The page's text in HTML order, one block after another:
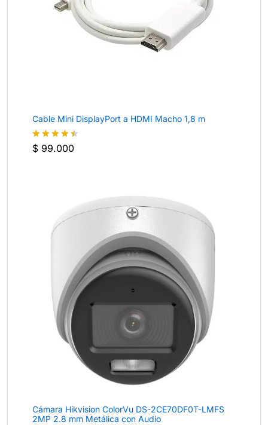
Cable Mini DisplayPort a HDMI Macho 1,8 m
Valorado
$ 99.000
Cámara Hikvision ColorVu DS-2CE70DF0T-LMFS
2MP 2.8 mm Metálica con Audio